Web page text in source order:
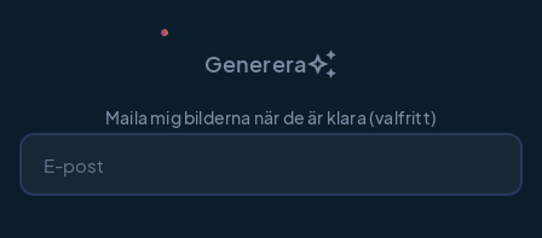
Genereraauto_awesome
Maila mig bilderna när de är klara (valfritt)